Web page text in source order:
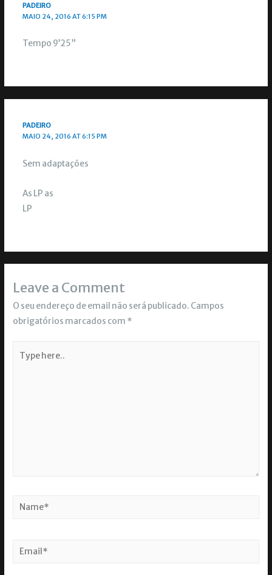
PADEIRO
MAIO 24, 2016 AT 6:15 PM
Tempo 9’25”
PADEIRO
MAIO 24, 2016 AT 6:15 PM
Sem adaptações
As LP as
LP
Leave a Comment
O seu endereço de email não será publicado. Campos
obrigatórios marcados com *